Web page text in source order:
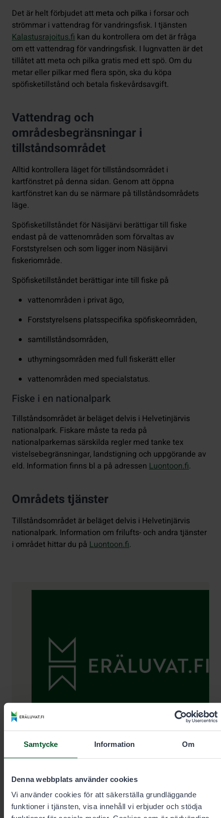
Samtycke Information Om
Denna webbplats använder cookies
Vi använder cookies för att säkerställa grundläggande
funktioner i tjänsten, visa innehåll vi erbjuder och stödja
Det är helt förbjudet att meta och pilka i forsar och
strömmar i vattendrag för vandringsfisk. I tjänsten
Kalastusrajoitus.fi kan du kontrollera om det är fråga
om ett vattendrag för vandringsfisk. I lugnvatten är det
tillåtet att meta och pilka gratis med ett spö. Om du
metar eller pilkar med flera spön, ska du köpa
spöfisketillstånd och betala fiskevårdsavgift.
Vattendrag och
områdesbegränsningar i
tillståndsområdet
Alltid kontrollera läget för tillståndsområdet i
kartfönstret på denna sidan. Genom att öppna
kartfönstret kan du se närmare på tillståndsområdets
läge.
Spöfisketillståndet för Näsijärvi berättigar till fiske
endast på de vattenområden som förvaltas av
Forststyrelsen och som ligger inom Näsijärvi
fiskeriområde.
Spöfisketillståndet berättigar inte till fiske på
vattenområden i privat ägo,
Forststyrelsens platsspecifika spöfiskeområden,
samtillståndsområden,
uthyrningsområden med full fiskerätt eller
vattenområden med specialstatus.
Fiske i en nationalpark
Tillståndsområdet är beläget delvis i Helvetinjärvis
nationalpark. Fiskare måste ta reda på
nationalparkernas särskilda regler med tanke tex
vistelsebegränsningar, landstigning och uppgörande av
eld. Information finns bl a på adressen Luontoon.fi.
Områdets tjänster
Tillståndsområdet är beläget delvis i Helvetinjärvis
nationalpark. Information om frilufts- och andra tjänster
i området hittar du på Luontoon.fi.
Tillståndförsäljning och rådgivning
på vardagarna kl. 9–15